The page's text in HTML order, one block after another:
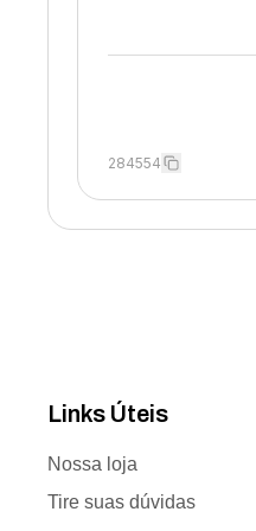
284554
Links Úteis
Nossa loja
Tire suas dúvidas